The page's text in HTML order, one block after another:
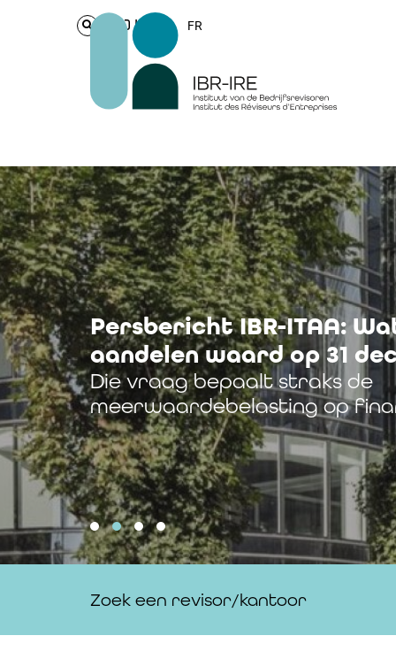
Login FR
Persbericht IBR-ITAA:
aandelen waard op 31
Die vraag bepaalt straks de
meerwaardebelasting op
Zoek een revisor/kantoor